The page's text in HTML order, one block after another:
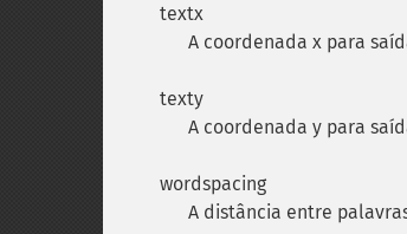
textx
A coordenada x para
texty
A coordenada y para
wordspacing
A distância entre